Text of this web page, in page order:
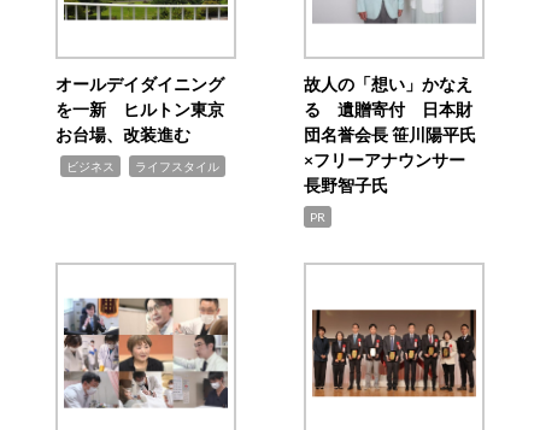
オールデイダイニング
を一新 ヒルトン東京
お台場、改装進む
ビジネス ライフスタイル
故人の「想い」かなえ
る 遺贈寄付 日本財
団名誉会長 笹川陽平氏
×フリーアナウンサー
長野智子氏
PR